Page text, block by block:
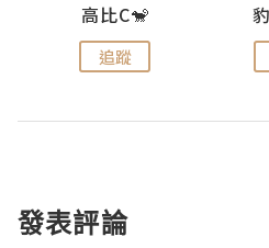
高比C🐒
追蹤
發表評論